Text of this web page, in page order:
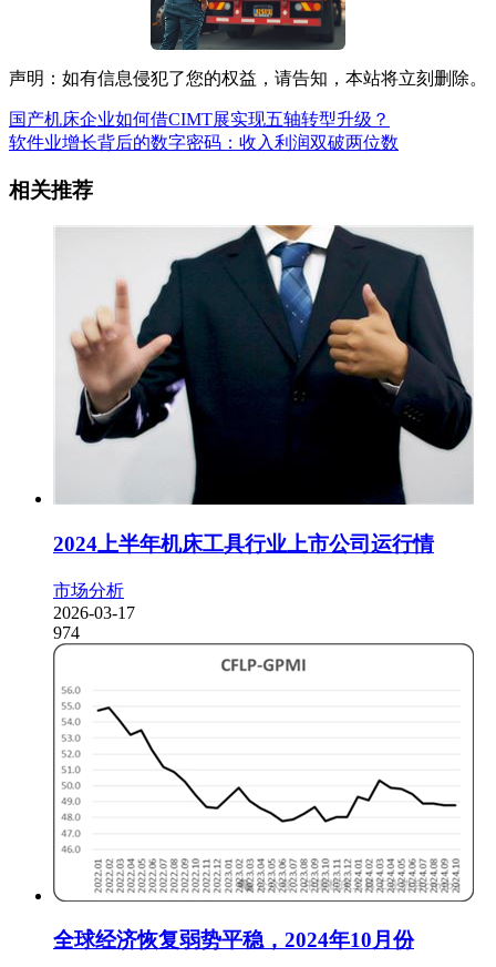
声明：如有信息侵犯了您的权益，请告知，本站将立刻删除。
国产机床企业如何借CIMT展实现五轴转型升级？
软件业增长背后的数字密码：收入利润双破两位数
相关推荐
2024上半年机床工具行业上市公司运行情
市场分析
2026-03-17
974
全球经济恢复弱势平稳，2024年10月份